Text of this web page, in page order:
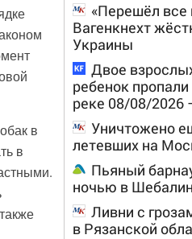
в
в
«Перешёл все
Вагенкнехт
Украины
Двое
ребенок
реке 08/08/2026
Уничтожено
летевших на
Пьяный
ночью в
Ливни с
в Рязанской